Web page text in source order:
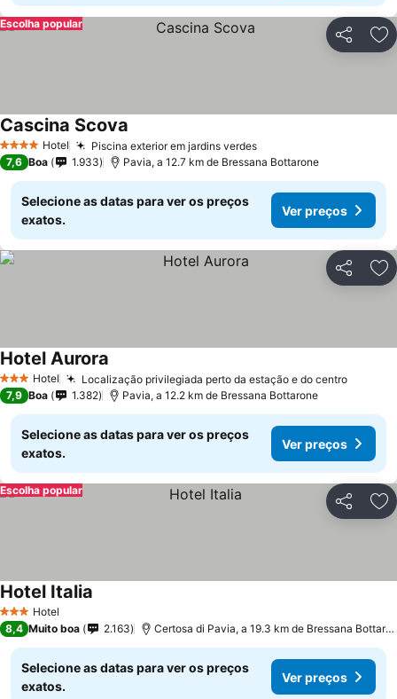
Partilhar
Escolha popular
4 EstrelasHotel Piscina exterior em jardins verdes
Cascina Scova
7,6 Boa 1.933 Pavia, a 12.7 km de Bressana Bottarone
Selecione as datas para ver os preços
exatos.
Ver preços
Partilhar
3 EstrelasHotel Localização privilegiada perto da estação e do centro
Hotel Aurora
7,9 Boa 1.382 Pavia, a 12.2 km de Bressana Bottarone
Selecione as datas para ver os preços
exatos.
Ver preços
Partilhar
Escolha popular
3 EstrelasHotel
Hotel Italia
8,4 Muito boa 2.163 Certosa di Pavia, a 19.3 km de Bressana Bottarone
Selecione as datas para ver os preços
exatos.
Ver preços